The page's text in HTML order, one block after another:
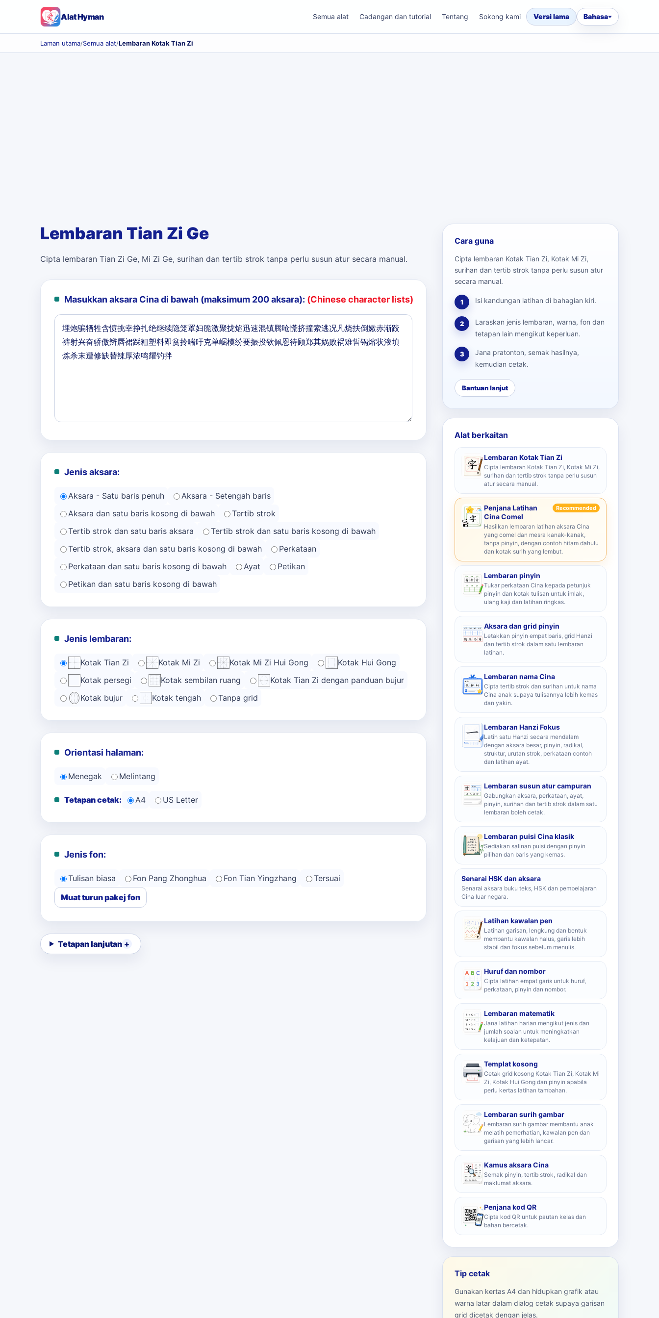
Alat Hyman Semua alat Cadangan dan tutorial Tentang Sokong kami Versi lama Bahasa
Laman utama/Semua alat/Lembaran Kotak Tian Zi
Lembaran Tian Zi Ge
Cipta lembaran Tian Zi Ge, Mi Zi Ge, surihan dan tertib strok tanpa perlu susun atur secara manual.
Masukkan aksara Cina di bawah (maksimum 200 aksara): (Chinese character lists)
Jenis aksara:
Aksara - Satu baris penuh
Aksara - Setengah baris
Aksara dan satu baris kosong di bawah
Tertib strok
Tertib strok dan satu baris aksara
Tertib strok dan satu baris kosong di bawah
Tertib strok, aksara dan satu baris kosong di bawah
Perkataan
Perkataan dan satu baris kosong di bawah
Ayat
Petikan
Petikan dan satu baris kosong di bawah
Jenis lembaran:
Kotak Tian Zi Kotak Mi Zi Kotak Mi Zi Hui Gong
Kotak Hui Gong
Kotak persegi
Kotak sembilan ruang
Kotak Tian Zi dengan panduan bujur
Kotak bujur
Kotak tengah Tanpa grid
Orientasi halaman:
Menegak Melintang
Tetapan cetak: A4 US Letter
Jenis fon:
Tulisan biasa Fon Pang Zhonghua Fon Tian Yingzhang
Tersuai
Muat turun pakej fon
Tetapan lanjutan
Cara guna
Cipta lembaran Kotak Tian Zi, Kotak Mi Zi,
surihan dan tertib strok tanpa perlu susun atur
secara manual.
1 Isi kandungan latihan di bahagian kiri.
2
Laraskan jenis lembaran, warna, fon dan
tetapan lain mengikut keperluan.
3
Jana pratonton, semak hasilnya,
kemudian cetak.
Bantuan lanjut
Alat berkaitan
Lembaran Kotak Tian Zi
Cipta lembaran Kotak Tian Zi, Kotak Mi Zi,
surihan dan tertib strok tanpa perlu susun
atur secara manual.
Penjana Latihan
Cina Comel
Recommended
Hasilkan lembaran latihan aksara Cina
yang comel dan mesra kanak-kanak,
tanpa pinyin, dengan contoh hitam dahulu
dan kotak surih yang lembut.
Lembaran pinyin
Tukar perkataan Cina kepada petunjuk
pinyin dan kotak tulisan untuk imlak,
ulang kaji dan latihan ringkas.
Aksara dan grid pinyin
Letakkan pinyin empat baris, grid Hanzi
dan tertib strok dalam satu lembaran
latihan.
Lembaran nama Cina
Cipta tertib strok dan surihan untuk nama
Cina anak supaya tulisannya lebih kemas
dan yakin.
Lembaran Hanzi Fokus
Latih satu Hanzi secara mendalam
dengan aksara besar, pinyin, radikal,
struktur, urutan strok, perkataan contoh
dan latihan ayat.
Lembaran susun atur campuran
Gabungkan aksara, perkataan, ayat,
pinyin, surihan dan tertib strok dalam satu
lembaran boleh cetak.
Lembaran puisi Cina klasik
Sediakan salinan puisi dengan pinyin
pilihan dan baris yang kemas.
Senarai HSK dan aksara
Senarai aksara buku teks, HSK dan pembelajaran
Cina luar negara.
Latihan kawalan pen
Latihan garisan, lengkung dan bentuk
membantu kawalan halus, garis lebih
stabil dan fokus sebelum menulis.
Huruf dan nombor
Cipta latihan empat garis untuk huruf,
perkataan, pinyin dan nombor.
Lembaran matematik
Jana latihan harian mengikut jenis dan
jumlah soalan untuk meningkatkan
kelajuan dan ketepatan.
Templat kosong
Cetak grid kosong Kotak Tian Zi, Kotak Mi
Zi, Kotak Hui Gong dan pinyin apabila
perlu kertas latihan tambahan.
Lembaran surih gambar
Lembaran surih gambar membantu anak
melatih pemerhatian, kawalan pen dan
garisan yang lebih lancar.
Kamus aksara Cina
Semak pinyin, tertib strok, radikal dan
maklumat aksara.
Penjana kod QR
Cipta kod QR untuk pautan kelas dan
bahan bercetak.
Tip cetak
Gunakan kertas A4 dan hidupkan grafik atau
warna latar dalam dialog cetak supaya garisan
grid dicetak dengan jelas.